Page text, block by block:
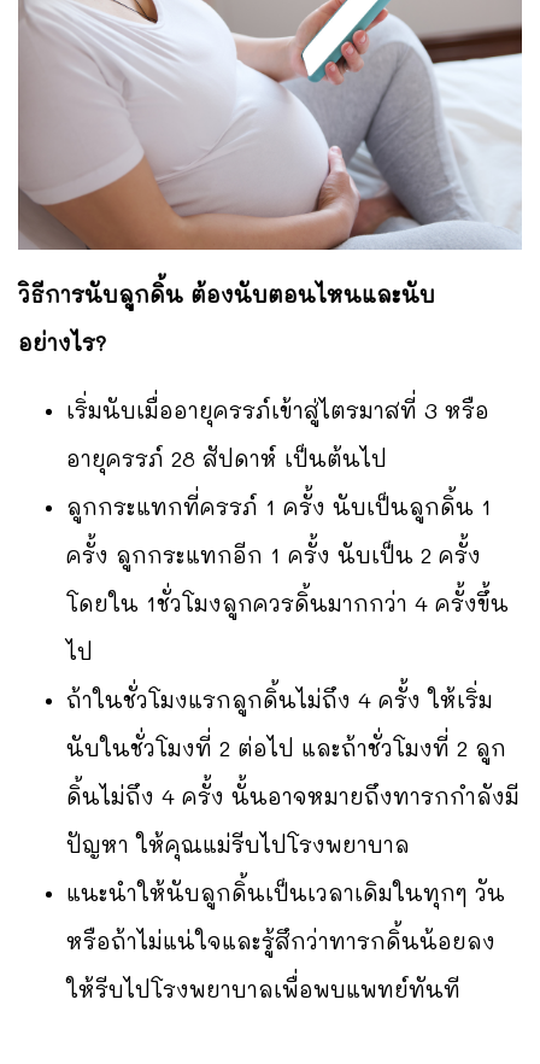
วิธีการนับลูกดิ้น ต้องนับตอนไหนและนับ
อย่างไร?
เริ่มนับเมื่ออายุครรภ์เข้าสู่ไตรมาสที่ 3 หรือ
อายุครรภ์ 28 สัปดาห์ เป็นต้นไป
ลูกกระแทกที่ครรภ์ 1 ครั้ง นับเป็นลูกดิ้น 1
ครั้ง ลูกกระแทกอีก 1 ครั้ง นับเป็น 2 ครั้ง
โดยใน 1ชั่วโมงลูกควรดิ้นมากกว่า 4 ครั้งขึ้น
ไป
ถ้าในชั่วโมงแรกลูกดิ้นไม่ถึง 4 ครั้ง ให้เริ่ม
นับในชั่วโมงที่ 2 ต่อไป และถ้าชั่วโมงที่ 2 ลูก
ดิ้นไม่ถึง 4 ครั้ง นั้นอาจหมายถึงทารกกำลังมี
ปัญหา ให้คุณแม่รีบไปโรงพยาบาล
แนะนำให้นับลูกดิ้นเป็นเวลาเดิมในทุกๆ วัน
หรือถ้าไม่แน่ใจและรู้สึกว่าทารกดิ้นน้อยลง
ให้รีบไปโรงพยาบาลเพื่อพบแพทย์ทันที